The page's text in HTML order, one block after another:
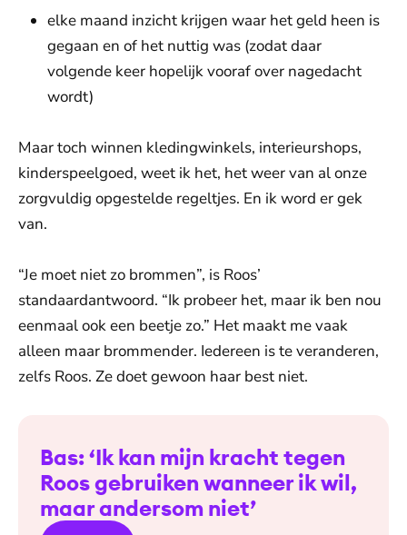
elke maand inzicht krijgen waar het geld heen is
gegaan en of het nuttig was (zodat daar
volgende keer hopelijk vooraf over nagedacht
wordt)
Maar toch winnen kledingwinkels, interieurshops,
kinderspeelgoed, weet ik het, het weer van al onze
zorgvuldig opgestelde regeltjes. En ik word er gek
van.
“Je moet niet zo brommen”, is Roos’
standaardantwoord. “Ik probeer het, maar ik ben nou
eenmaal ook een beetje zo.” Het maakt me vaak
alleen maar brommender. Iedereen is te veranderen,
zelfs Roos. Ze doet gewoon haar best niet.
Bas: ‘Ik kan mijn kracht tegen
Roos gebruiken wanneer ik wil,
maar andersom niet’